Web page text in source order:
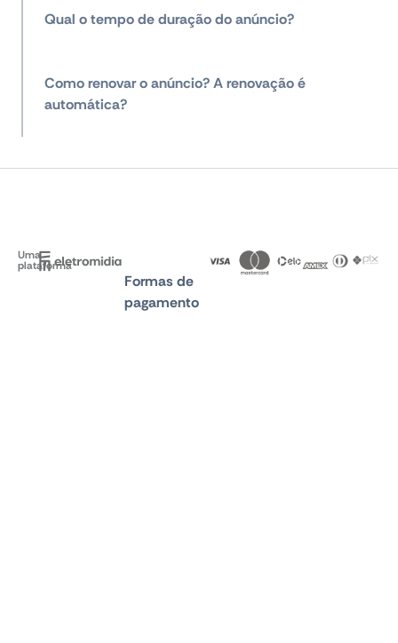
Qual o tempo de duração do anúncio?
Como renovar o anúncio? A renovação é
automática?
Uma
plataforma
Formas de
pagamento